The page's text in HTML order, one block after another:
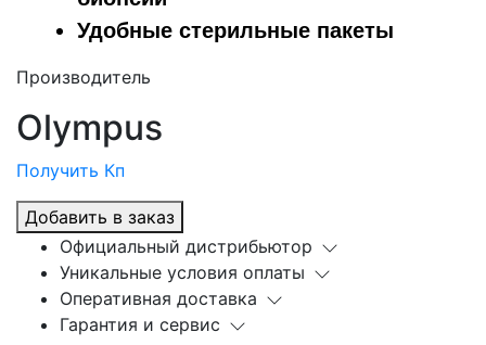
Удобные стерильные пакеты
Производитель
Olympus
Получить Кп
Добавить в заказ
Официальный дистрибьютор
Уникальные условия оплаты
Оперативная доставка
Гарантия и сервис